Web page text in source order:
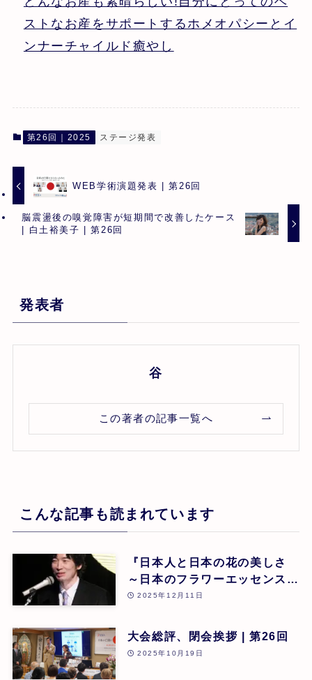
ストなお産をサポートするホメオパシーとイ
ンナーチャイルド癒やし
第26回｜2025 ステージ発表
WEB学術演題発表 | 第26回
脳震盪後の嗅覚障害が短期間で改善したケース
| 白土裕美子 | 第26回
発表者
谷
この著者の記事一覧へ
こんな記事も読まれています
『日本人と日本の花の美しさ
～日本のフラワーエッセンスに
よる癒し』 東 昭史
2025年12月11日
大会総評、閉会挨拶 | 第26回
2025年10月19日